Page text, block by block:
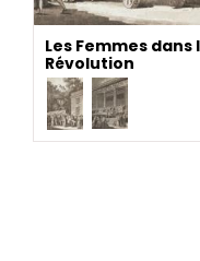
Les Femmes dans
Révolution